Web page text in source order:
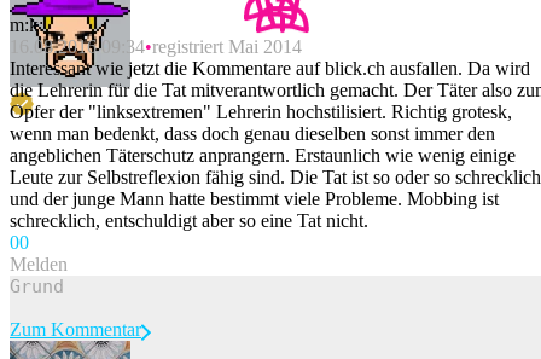
m:k:
16.08.2016 09:34 registriert Mai 2014
Interessant wie jetzt die Kommentare auf blick.ch ausfallen. Da wird
die Lehrerin für die Tat mitverantwortlich gemacht. Der Täter also
Opfer der "linksextremen" Lehrerin hochstilisiert. Richtig grotesk,
wenn man bedenkt, dass doch genau dieselben sonst immer den
angeblichen Täterschutz anprangern. Erstaunlich wie wenig einige
Leute zur Selbstreflexion fähig sind. Die Tat ist so oder so schrecklich
und der junge Mann hatte bestimmt viele Probleme. Mobbing ist
schrecklich, entschuldigt aber so eine Tat nicht.
00
Melden
Zum Kommentar